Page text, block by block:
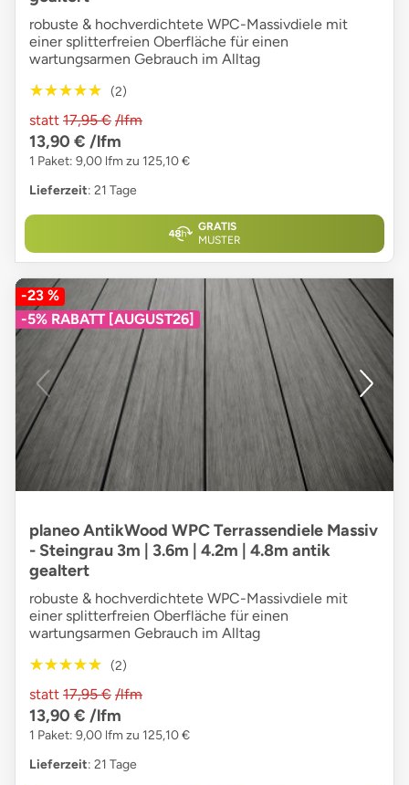
robuste & hochverdichtete WPC-Massivdiele mit
einer splitterfreien Oberfläche für einen
wartungsarmen Gebrauch im Alltag
★★★★★
★★★★★ (2)
statt 17,95 € /lfm
13,90 € /lfm
1 Paket: 9,00 lfm zu 125,10 €
Lieferzeit: 21 Tage
GRATIS
MUSTER
-23 %
-5% RABATT [AUGUST26]
planeo AntikWood WPC Terrassendiele Massiv
- Steingrau 3m | 3.6m | 4.2m | 4.8m antik
gealtert
robuste & hochverdichtete WPC-Massivdiele mit
einer splitterfreien Oberfläche für einen
wartungsarmen Gebrauch im Alltag
★★★★★
★★★★★ (2)
statt 17,95 € /lfm
13,90 € /lfm
1 Paket: 9,00 lfm zu 125,10 €
Lieferzeit: 21 Tage